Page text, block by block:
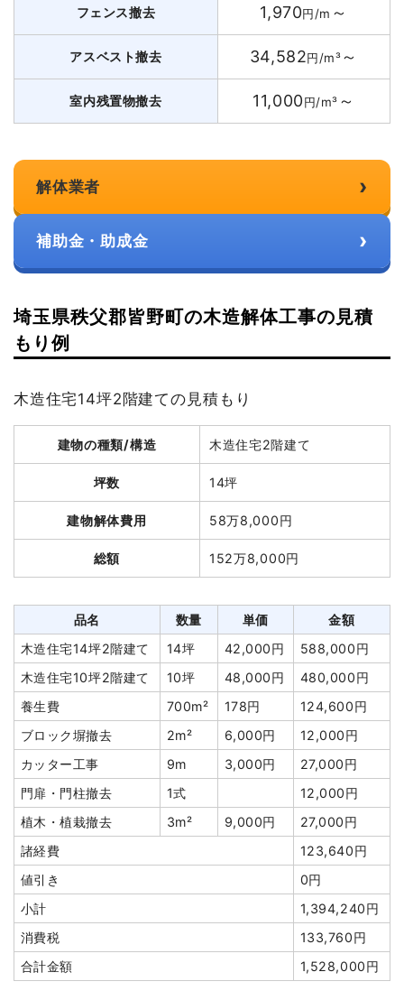
フェンス撤去 1,970円/m ～
アスベスト撤去 34,582円/m³～
室内残置物撤去 11,000円/m³ ～
解体業者 ›
補助金・助成金 ›
埼玉県秩父郡皆野町の木造解体工事の見積
もり例
木造住宅14坪2階建ての見積もり
建物の種類/構造 木造住宅2階建て
坪数 14坪
建物解体費用 58万8,000円
総額 152万8,000円
品名 数量 単価
金額
木造住宅14坪2階建て
14坪 42,000円
588,000円
木造住宅10坪2階建て
10坪 48,000円
480,000円
養生費
700m² 178円
124,600円
ブロック塀撤去
2m² 6,000円
12,000円
カッター工事
9m 3,000円
27,000円
門扉・門柱撤去
1式
12,000円
植木・植栽撤去
3m² 9,000円
27,000円
諸経費
123,640円
値引き
0円
小計
1,394,240円
消費税
133,760円
合計金額
1,528,000円